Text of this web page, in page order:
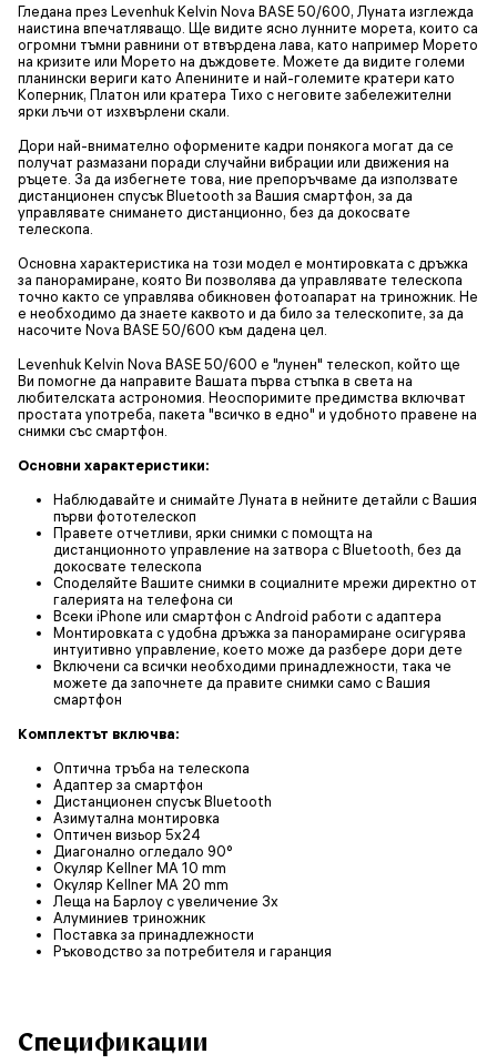
Гледана през Levenhuk Kelvin Nova BASE 50/600, Луната изглежда
наистина впечатляващо. Ще видите ясно лунните морета, които са
огромни тъмни равнини от втвърдена лава, като например Морето
на кризите или Морето на дъждовете. Можете да видите големи
планински вериги като Апенините и най-големите кратери като
Коперник, Платон или кратера Тихо с неговите забележителни
ярки лъчи от изхвърлени скали.
Дори най-внимателно оформените кадри понякога могат да се
получат размазани поради случайни вибрации или движения на
ръцете. За да избегнете това, ние препоръчваме да използвате
дистанционен спусък Bluetooth за Вашия смартфон, за да
управлявате снимането дистанционно, без да докосвате
телескопа.
Основна характеристика на този модел е монтировката с дръжка
за панорамиране, която Ви позволява да управлявате телескопа
точно както се управлява обикновен фотоапарат на триножник. Не
е необходимо да знаете каквото и да било за телескопите, за да
насочите Nova BASE 50/600 към дадена цел.
Levenhuk Kelvin Nova BASE 50/600 е "лунен" телескоп, който ще
Ви помогне да направите Вашата първа стъпка в света на
любителската астрономия. Неоспоримите предимства включват
простата употреба, пакета "всичко в едно" и удобното правене на
снимки със смартфон.
Основни характеристики:
Наблюдавайте и снимайте Луната в нейните детайли с Вашия
първи фототелескоп
Правете отчетливи, ярки снимки с помощта на
дистанционното управление на затвора с Bluetooth, без да
докосвате телескопа
Споделяйте Вашите снимки в социалните мрежи директно от
галерията на телефона си
Всеки iPhone или смартфон с Android работи с адаптера
Монтировката с удобна дръжка за панорамиране осигурява
интуитивно управление, което може да разбере дори дете
Включени са всички необходими принадлежности, така че
можете да започнете да правите снимки само с Вашия
смартфон
Комплектът включва:
Оптична тръба на телескопа
Адаптер за смартфон
Дистанционен спусък Bluetooth
Азимутална монтировка
Оптичен визьор 5x24
Диагонално огледало 90°
Окуляр Kellner MA 10 mm
Окуляр Kellner MA 20 mm
Леща на Барлоу с увеличение 3x
Алуминиев триножник
Поставка за принадлежности
Ръководство за потребителя и гаранция
Спецификации